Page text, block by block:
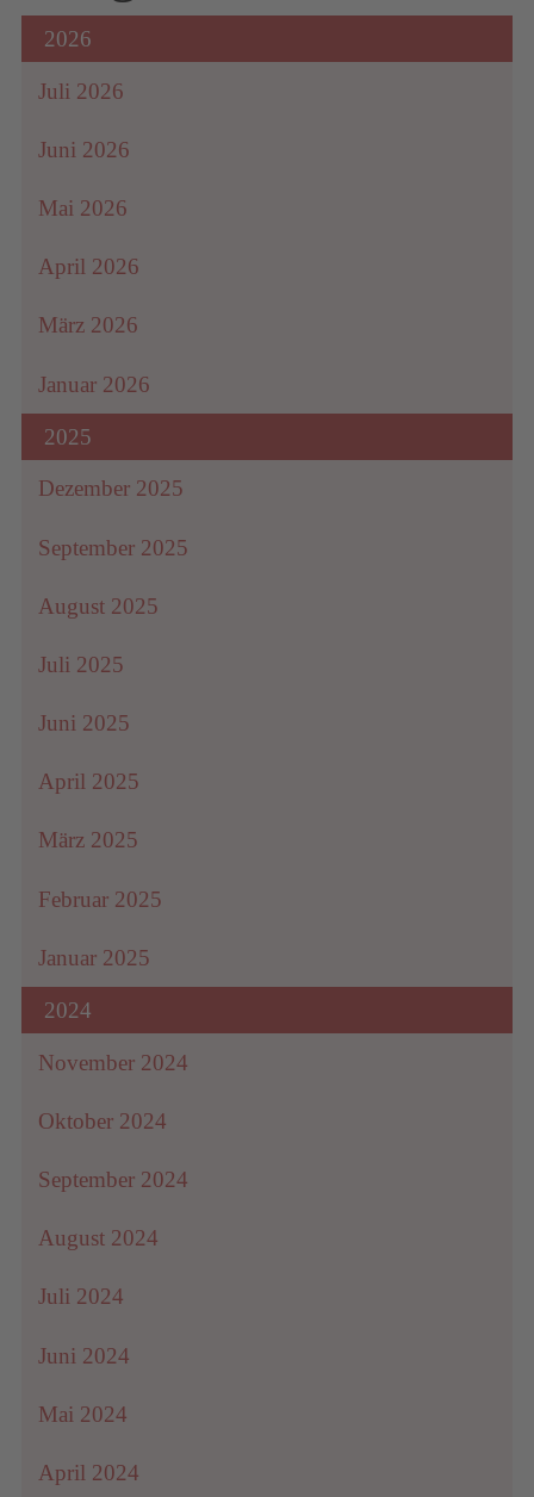
2026
Juli 2026
Juni 2026
Mai 2026
April 2026
März 2026
Januar 2026
2025
Dezember 2025
September 2025
August 2025
Juli 2025
Juni 2025
April 2025
März 2025
Februar 2025
Januar 2025
2024
November 2024
Oktober 2024
September 2024
August 2024
Juli 2024
Juni 2024
Mai 2024
April 2024